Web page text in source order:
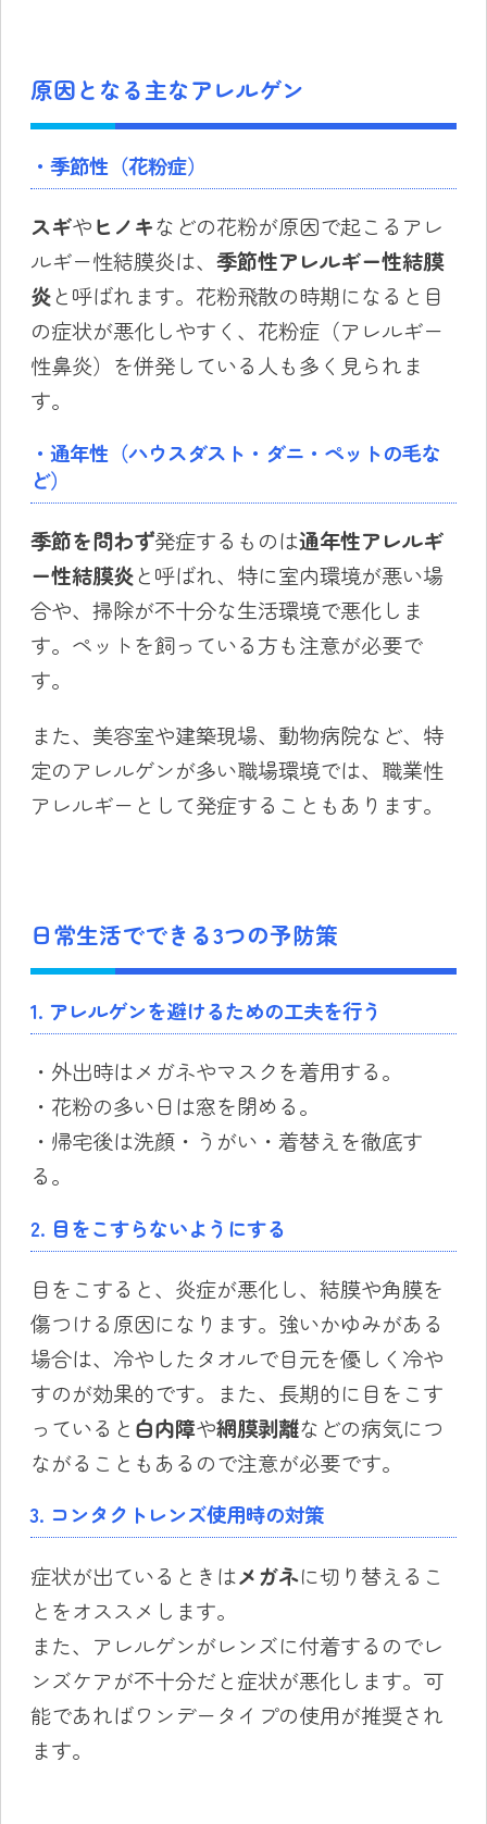
原因となる主なアレルゲン
・季節性（花粉症）
スギやヒノキなどの花粉が原因で起こるアレ
ルギー性結膜炎は、 季節性アレルギー性結膜
炎と呼ばれます。花粉飛散の時期になると目
の症状が悪化しやすく、花粉症（アレルギー
性鼻炎）を併発している人も多く見られま
す。
・通年性（ハウスダスト・ダニ・ペットの毛な
ど）
季節を問わず発症するものは通年性アレルギ
ー性結膜炎と呼ばれ、特に室内環境が悪い場
合や、掃除が不十分な生活環境で悪化しま
す。ペットを飼っている方も注意が必要で
す。
また、美容室や建築現場、動物病院など、特
定のアレルゲンが多い職場環境では、職業性
アレルギーとして発症することもあります。
日常生活でできる3つの予防策
1. アレルゲンを避けるための工夫を行う
・外出時はメガネやマスクを着用する。
・花粉の多い日は窓を閉める。
・帰宅後は洗顔・うがい・着替えを徹底す
る。
2. 目をこすらないようにする
目をこすると、炎症が悪化し、結膜や角膜を
傷つける原因になります。強いかゆみがある
場合は、冷やしたタオルで目元を優しく冷や
すのが効果的です。また、長期的に目をこす
っていると 白内障や網膜剥離などの病気につ
ながることもあるので注意が必要です。
3. コンタクトレンズ使用時の対策
症状が出ているときはメガネに切り替えるこ
とをオススメします。
また、アレルゲンがレンズに付着するのでレ
ンズケアが不十分だと症状が悪化します。可
能であればワンデータイプの使用が推奨され
ます。